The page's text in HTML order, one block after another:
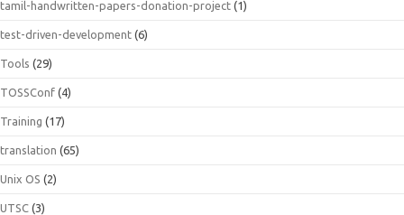
tamil-handwritten-papers-donation-project (1)
test-driven-development (6)
Tools (29)
TOSSConf (4)
Training (17)
translation (65)
Unix OS (2)
UTSC (3)